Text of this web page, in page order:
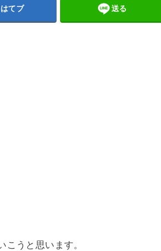
はてブ 送る
こうと思います。